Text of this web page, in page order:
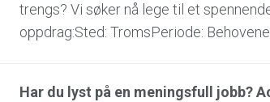
trengs? Vi søker nå lege til et
oppdrag:Sted: TromsPeriode:
Har du lyst på en meningsfull jobb?